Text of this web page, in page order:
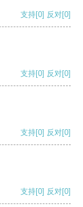
支持[0] 反对[0]
支持[0] 反对[0]
支持[0] 反对[0]
支持[0] 反对[0]